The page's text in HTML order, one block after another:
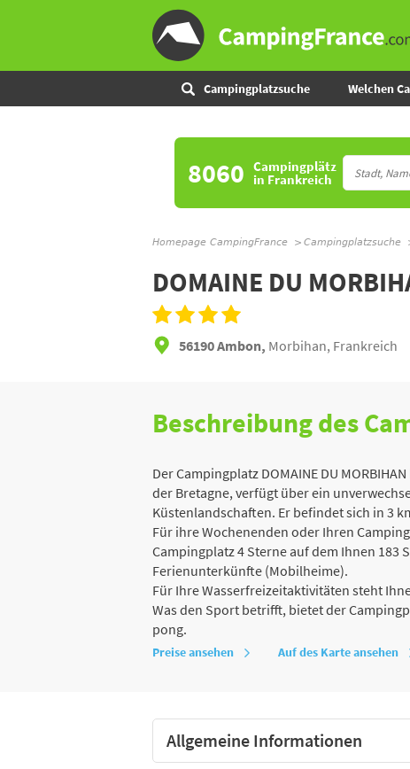
Campingplatzsuche Welchen
8060 Campingplätz
in Frankreich
Homepage CampingFrance Campingplatzsuche
DOMAINE DU
56190 Ambon, Morbihan, Frankreich
Beschreibung des
Der Campingplatz DOMAINE DU
der Bretagne, verfügt über ein
Küstenlandschaften. Er befindet sich in 3
Für ihre Wochenenden oder Ihren
Campingplatz 4 Sterne auf dem Ihnen 183
Ferienunterkünfte (Mobilheime).
Für Ihre Wasserfreizeitaktivitäten steht
Was den Sport betrifft, bietet der
pong.
Preise ansehen Auf des Karte ansehen
Allgemeine Informationen